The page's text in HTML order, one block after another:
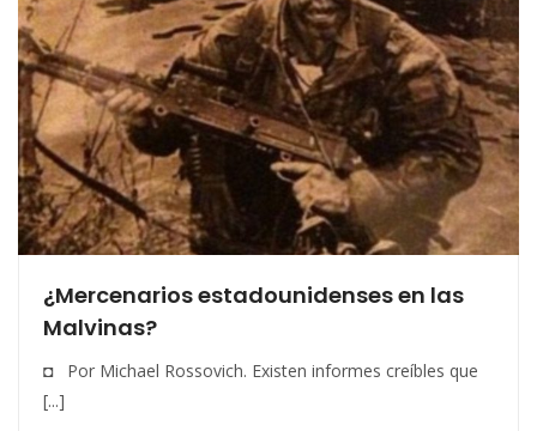
¿Mercenarios estadounidenses en las
Malvinas?
◘ Por Michael Rossovich. Existen informes creíbles que
[...]